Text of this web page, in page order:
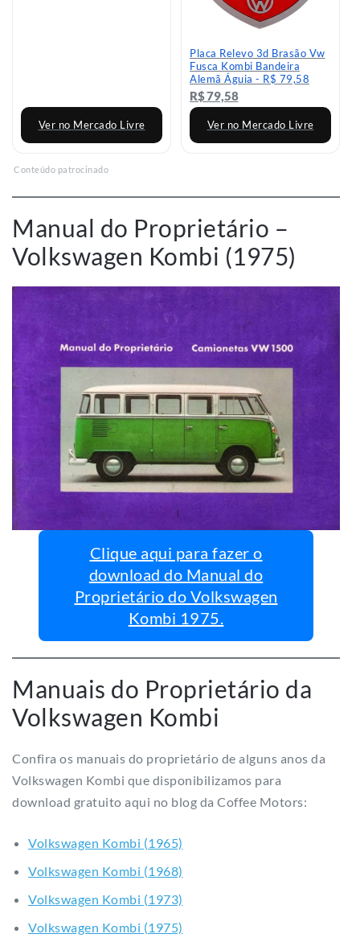
Ver no Mercado Livre
Placa Relevo 3d Brasão Vw
Fusca Kombi Bandeira
Alemã Águia - R$ 79,58
R$ 79,58
Ver no Mercado Livre
Conteúdo patrocinado
Manual do Proprietário –
Volkswagen Kombi (1975)
Clique aqui para fazer o
download do Manual do
Proprietário do Volkswagen
Kombi 1975.
Manuais do Proprietário da
Volkswagen Kombi
Confira os manuais do proprietário de alguns anos da
Volkswagen Kombi que disponibilizamos para
download gratuito aqui no blog da Coffee Motors:
Volkswagen Kombi (1965)
Volkswagen Kombi (1968)
Volkswagen Kombi (1973)
Volkswagen Kombi (1975)